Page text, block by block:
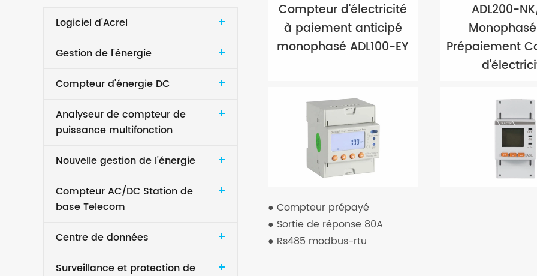
Compteur d'électricité
à paiement anticipé
monophasé ADL100-EY
● Compteur prépayé
● Sortie de réponse 80A
● Rs485 modbus-rtu
ADL200-
Prépaiement
Logiciel d'Acrel
Gestion de l'énergie
Compteur d'énergie DC
Analyseur de compteur de
puissance multifonction
Nouvelle gestion de l'énergie
Compteur AC/DC Station de
base Telecom
Centre de données
Surveillance et protection de